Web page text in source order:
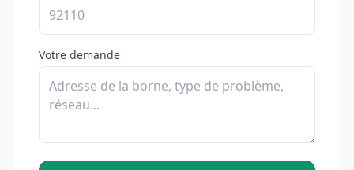
Votre demande